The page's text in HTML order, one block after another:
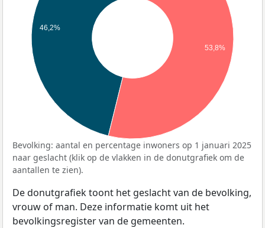
46,2%
53,8%
Bevolking: aantal en percentage inwoners op 1 januari 2025
naar geslacht (klik op de vlakken in de donutgrafiek om de
aantallen te zien).
De donutgrafiek toont het geslacht van de bevolking,
vrouw of man. Deze informatie komt uit het
bevolkingsregister van de gemeenten.